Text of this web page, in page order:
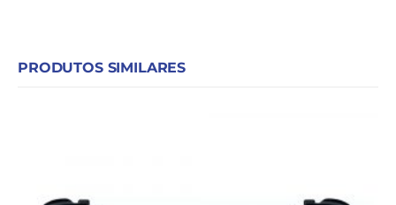
PRODUTOS SIMILARES